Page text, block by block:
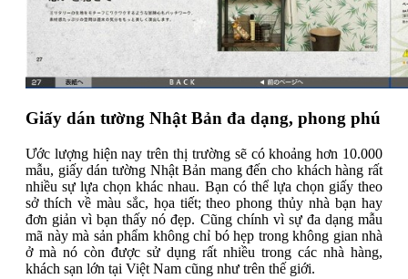
Giấy dán tường Nhật Bản đa dạng, phong phú
Ước lượng hiện nay trên thị trường sẽ có khoảng hơn 10.000
mẫu, giấy dán tường Nhật Bản mang đến cho khách hàng rất
nhiều sự lựa chọn khác nhau. Bạn có thể lựa chọn giấy theo
sở thích về màu sắc, họa tiết; theo phong thủy nhà bạn hay
đơn giản vì bạn thấy nó đẹp. Cũng chính vì sự đa dạng mẫu
mã này mà sản phẩm không chỉ bó hẹp trong không gian nhà
ở mà nó còn được sử dụng rất nhiều trong các nhà hàng,
khách sạn lớn tại Việt Nam cũng như trên thế giới.